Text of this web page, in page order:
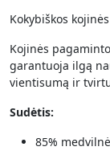
Kokybiškos
Kojinės
garantuoja ilgą
vientisumą ir
Sudėtis:
85%